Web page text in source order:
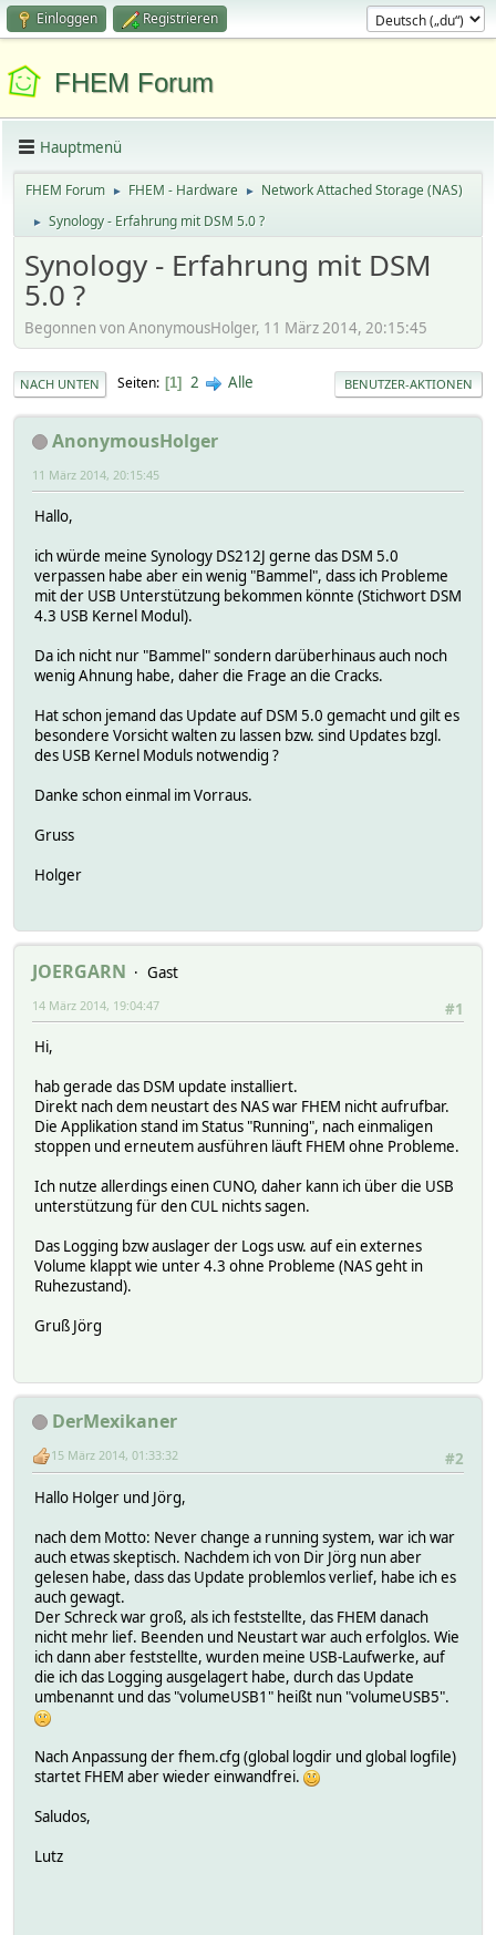
Einloggen Registrieren
FHEM Forum
Hauptmenü
FHEM Forum ► FHEM - Hardware ► Network Attached Storage (NAS)
► Synology - Erfahrung mit DSM 5.0 ?
Synology - Erfahrung mit DSM
5.0 ?
Begonnen von AnonymousHolger, 11 März 2014, 20:15:45
NACH UNTEN Seiten 1 2 Alle BENUTZER-AKTIONEN
AnonymousHolger
11 März 2014, 20:15:45
Hallo,
ich würde meine Synology DS212J gerne das DSM 5.0
verpassen habe aber ein wenig "Bammel", dass ich Probleme
mit der USB Unterstützung bekommen könnte (Stichwort DSM
4.3 USB Kernel Modul).
Da ich nicht nur "Bammel" sondern darüberhinaus auch noch
wenig Ahnung habe, daher die Frage an die Cracks.
Hat schon jemand das Update auf DSM 5.0 gemacht und gilt es
besondere Vorsicht walten zu lassen bzw. sind Updates bzgl.
des USB Kernel Moduls notwendig ?
Danke schon einmal im Vorraus.
Gruss
Holger
JOERGARN
Gast
#1
14 März 2014, 19:04:47
Hi,
hab gerade das DSM update installiert.
Direkt nach dem neustart des NAS war FHEM nicht aufrufbar.
Die Applikation stand im Status "Running", nach einmaligen
stoppen und erneutem ausführen läuft FHEM ohne Probleme.
Ich nutze allerdings einen CUNO, daher kann ich über die USB
unterstützung für den CUL nichts sagen.
Das Logging bzw auslager der Logs usw. auf ein externes
Volume klappt wie unter 4.3 ohne Probleme (NAS geht in
Ruhezustand).
Gruß Jörg
DerMexikaner
#2
15 März 2014, 01:33:32
Hallo Holger und Jörg,
nach dem Motto: Never change a running system, war ich war
auch etwas skeptisch. Nachdem ich von Dir Jörg nun aber
gelesen habe, dass das Update problemlos verlief, habe ich es
auch gewagt.
Der Schreck war groß, als ich feststellte, das FHEM danach
nicht mehr lief. Beenden und Neustart war auch erfolglos. Wie
ich dann aber feststellte, wurden meine USB-Laufwerke, auf
die ich das Logging ausgelagert habe, durch das Update
umbenannt und das "volumeUSB1" heißt nun "volumeUSB5".
Nach Anpassung der fhem.cfg (global logdir und global logfile)
startet FHEM aber wieder einwandfrei.
Saludos,
Lutz